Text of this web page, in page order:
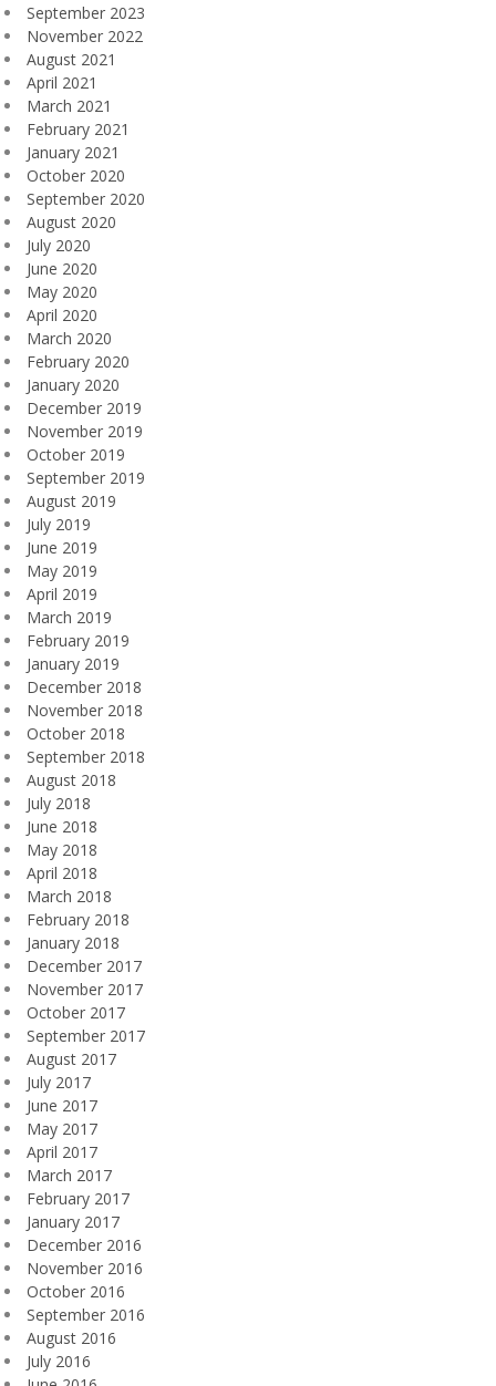
September 2023
November 2022
August 2021
April 2021
March 2021
February 2021
January 2021
October 2020
September 2020
August 2020
July 2020
June 2020
May 2020
April 2020
March 2020
February 2020
January 2020
December 2019
November 2019
October 2019
September 2019
August 2019
July 2019
June 2019
May 2019
April 2019
March 2019
February 2019
January 2019
December 2018
November 2018
October 2018
September 2018
August 2018
July 2018
June 2018
May 2018
April 2018
March 2018
February 2018
January 2018
December 2017
November 2017
October 2017
September 2017
August 2017
July 2017
June 2017
May 2017
April 2017
March 2017
February 2017
January 2017
December 2016
November 2016
October 2016
September 2016
August 2016
July 2016